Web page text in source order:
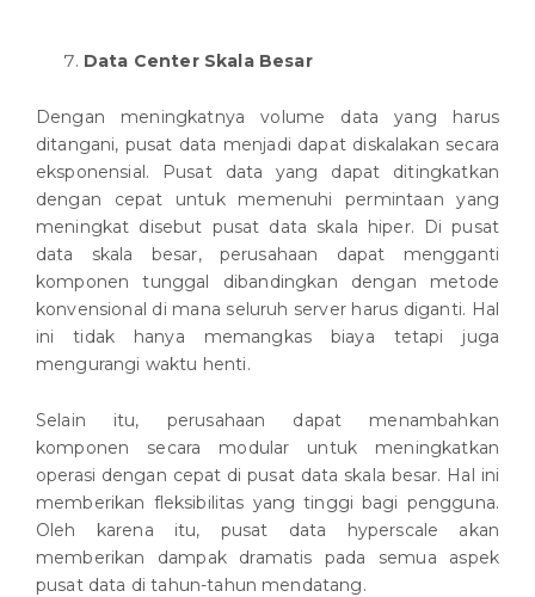
Data Center Skala Besar
Dengan meningkatnya volume data yang harus
ditangani, pusat data menjadi dapat diskalakan secara
eksponensial. Pusat data yang dapat ditingkatkan
dengan cepat untuk memenuhi permintaan yang
meningkat disebut pusat data skala hiper. Di pusat
data skala besar, perusahaan dapat mengganti
komponen tunggal dibandingkan dengan metode
konvensional di mana seluruh server harus diganti. Hal
ini tidak hanya memangkas biaya tetapi juga
mengurangi waktu henti.
Selain itu, perusahaan dapat menambahkan
komponen secara modular untuk meningkatkan
operasi dengan cepat di pusat data skala besar. Hal ini
memberikan fleksibilitas yang tinggi bagi pengguna.
Oleh karena itu, pusat data hyperscale akan
memberikan dampak dramatis pada semua aspek
pusat data di tahun-tahun mendatang.